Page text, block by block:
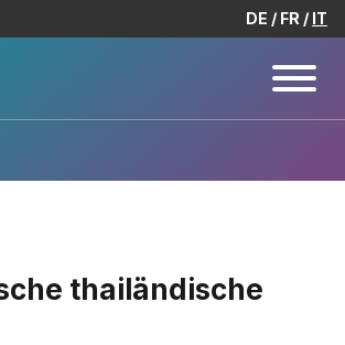
DE FR IT
thailändische